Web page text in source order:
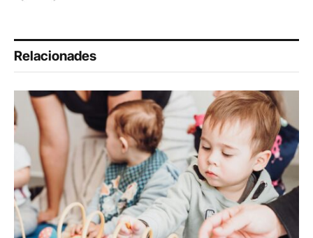
Relacionades